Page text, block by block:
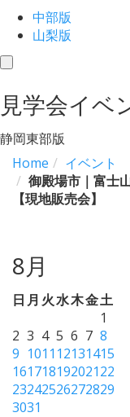
中部版
山梨版
toggle
見学会イベ
静岡東部版
Home
イベント
御殿場市｜富士
【現地販売会】
8月
日 月 火水木金土
1
2 3 4 5 6 7 8
9 1011 12131415
16171819202122
23242526272829
3031